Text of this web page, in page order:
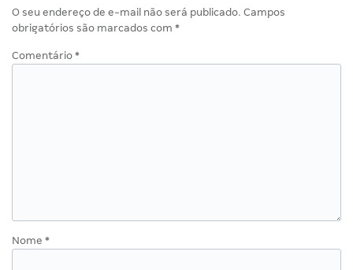
O seu endereço de e-mail não será publicado. Campos
obrigatórios são marcados com *
Comentário *
Nome *